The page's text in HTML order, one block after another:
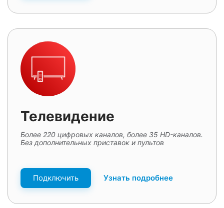
Телевидение
Более 220 цифровых каналов, более 35 HD-каналов.
Без дополнительных приставок и пультов
Подключить Узнать подробнее